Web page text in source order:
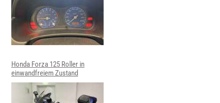
Honda Forza 125 Roller in
einwandfreiem Zustand